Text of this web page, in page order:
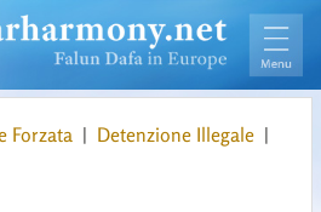
Forzata | Detenzione Illegale |